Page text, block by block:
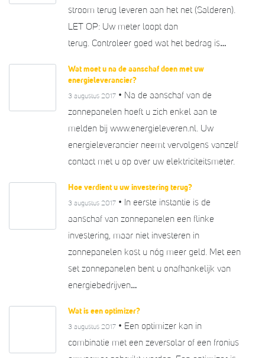
stroom terug leveren aan het net (Salderen).
LET OP: Uw meter loopt dan
terug. Controleer goed wat het bedrag is…
Wat moet u na de aanschaf doen met uw
energieleverancier?
3 augustus 2017 • Na de aanschaf van de
zonnepanelen hoeft u zich enkel aan te
melden bij www.energieleveren.nl. Uw
energieleverancier neemt vervolgens vanzelf
contact met u op over uw elektriciteitsmeter.
Hoe verdient u uw investering terug?
3 augustus 2017 • In eerste instantie is de
aanschaf van zonnepanelen een flinke
investering, maar niet investeren in
zonnepanelen kost u nóg meer geld. Met een
set zonnepanelen bent u onafhankelijk van
energiebedrijven…
Wat is een optimizer?
3 augustus 2017 • Een optimizer kan in
combinatie met een zeversolar of een fronius